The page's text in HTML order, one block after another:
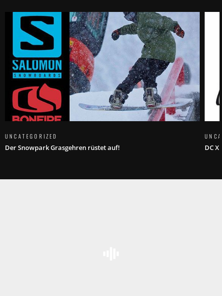
UNCATEGORIZED
Der Snowpark Grasgehren rüstet auf! DC